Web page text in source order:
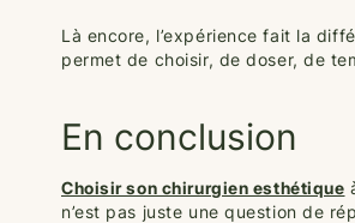
Là encore, l’expérience fait la
permet de choisir, de doser, de
En conclusion
Choisir son chirurgien esthétique
n’est pas juste une question de